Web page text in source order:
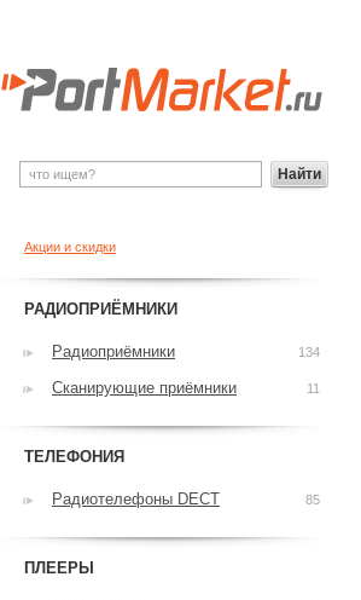
Акции и скидки
РАДИОПРИЁМНИКИ
Радиоприёмники 134
Сканирующие приёмники 11
ТЕЛЕФОНИЯ
Радиотелефоны DECT 85
ПЛЕЕРЫ
Найти